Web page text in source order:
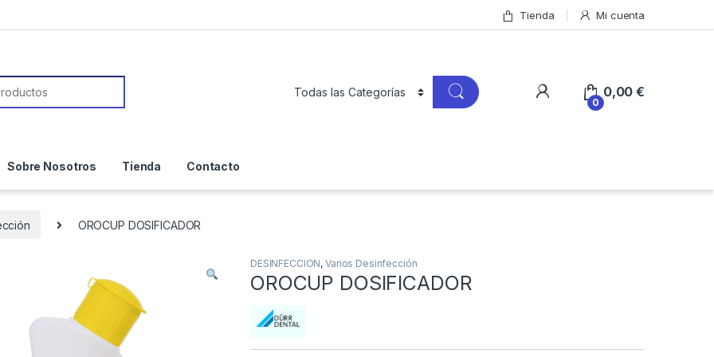
Tienda Mi cuenta
0
0,00€
Sobre Nosotros Tienda Contacto
OROCUP DOSIFICADOR
DESINFECCION,Varios Desinfección
OROCUP DOSIFICADOR